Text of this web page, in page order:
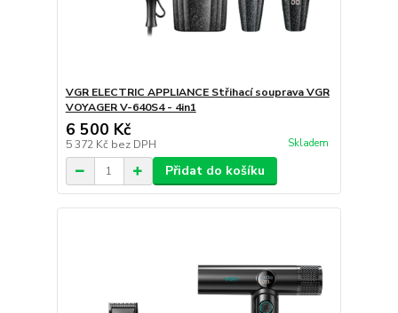
VGR ELECTRIC APPLIANCE Střihací souprava VGR
VOYAGER V-640S4 - 4in1
6 500 Kč
5 372 Kč bez DPH Skladem
Přidat do košíku